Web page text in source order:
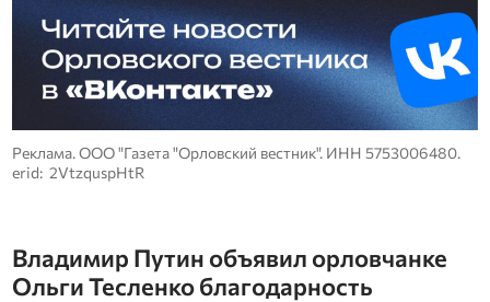
Реклама. ООО "Газета "Орловский вестник". ИНН 5753006480.
erid: 2VtzquspHtR
Владимир Путин объявил орловчанке
Ольги Тесленко благодарность